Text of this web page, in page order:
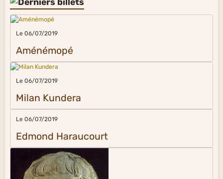
Le 06/07/2019
Aménémopé
Le 06/07/2019
Milan Kundera
Le 06/07/2019
Edmond Haraucourt